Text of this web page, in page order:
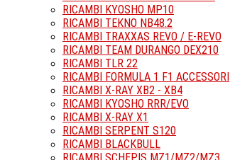
RICAMBI KYOSHO MP10
RICAMBI TEKNO NB48.2
RICAMBI TRAXXAS REVO / E-REVO
RICAMBI TEAM DURANGO DEX210
RICAMBI TLR 22
RICAMBI FORMULA 1 F1 ACCESSORI
RICAMBI X-RAY XB2 - XB4
RICAMBI KYOSHO RRR/EVO
RICAMBI X-RAY X1
RICAMBI SERPENT S120
RICAMBI BLACKBULL